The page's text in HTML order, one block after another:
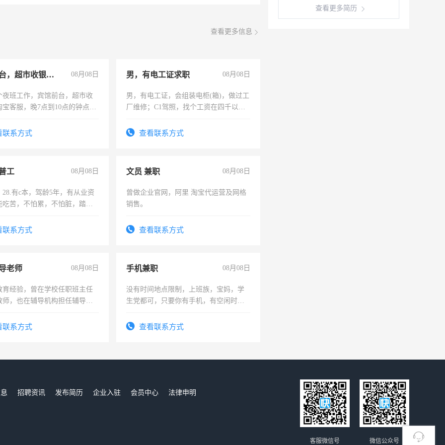
查看更多信息
宾馆前台，超市收银员，淘宝客服 08月08日
夜班工作，宾馆前台，超市收
宝客服，晚7点到10点的钟点
系方式
男，有电工证求职 08月08日
男，有电工证，会组装电柜(箱)，做过工
厂维修；C1驾照，找个工资在四千以
电话查看联系方式
工 08月08日
28.有c本，驾龄5年，有从业资
吃苦，不怕累，不怕脏，踏
系方式
文员 兼职 08月08日
曾做企业官网，阿里 淘宝代运营及网格
销售。
查看联系方式
老师 08月08日
育经验，曾在学校任职班主任
师，也在辅导机构担任辅导教
系方式
手机兼职 08月08日
没有时间地点限制，上班族，宝妈，学
生党都可，只要你有手机，有空闲时
勤快的四五十，每天挣零花钱没问题！
查看联系方式
查看更多简历
招聘资讯 发布简历 企业入驻 会员中心
法律申明
微信公众号
客服微信号